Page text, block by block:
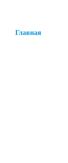
Главная